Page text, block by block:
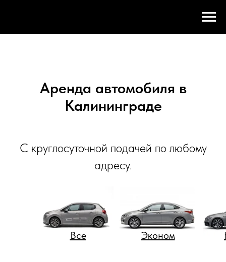
Аренда автомобиля в
Калининграде
С круглосуточной подачей по любому
адресу.
Эконом
Все